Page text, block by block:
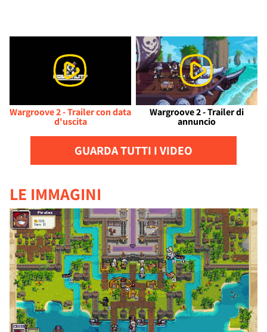
Wargroove 2 - Trailer con data
d'uscita
Wargroove 2 - Trailer di
annuncio
GUARDA TUTTI I VIDEO
LE IMMAGINI